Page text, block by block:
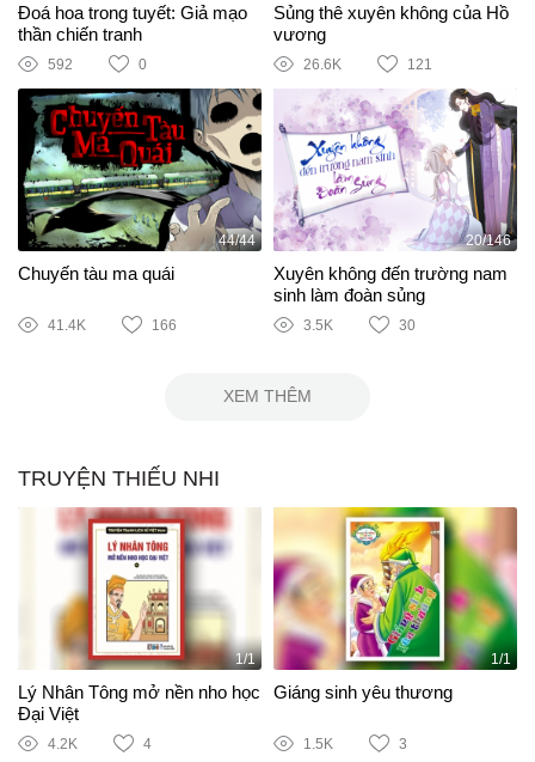
Đoá hoa trong tuyết: Giả mạo
thần chiến tranh
592 0
Sủng thê xuyên không của Hồ
vương
26.6K 121
44/44
Chuyến tàu ma quái
41.4K 166
20/146
Xuyên không đến trường nam
sinh làm đoàn sủng
3.5K 30
XEM THÊM
TRUYỆN THIẾU NHI
1/1
Lý Nhân Tông mở nền nho học
Đại Việt
4.2K 4
1/1
Giáng sinh yêu thương
1.5K 3